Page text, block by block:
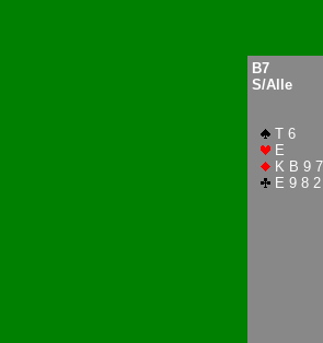
B7
S/Alle
T 6
E
K B 9
E 9 8 2